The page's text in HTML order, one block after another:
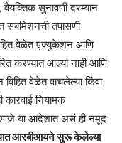
वैयक्तिक सुनावणी दरम्यान
तपासणी
वेळेत एज्युकेशन आणि
करण्यात आल्या नाही आणि
विहित वेळेत वाचलेल्या किंवा
कारवाई नियामक
या आदेशात असं ही नमूद
आरबीआयने सुरू केलेल्या